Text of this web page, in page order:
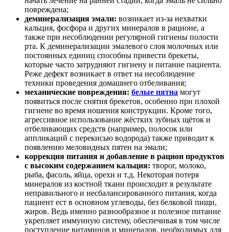
повреждена;
деминерализация эмали: возникает из-за нехватки
кальция, фосфора и других минералов в рационе, а
также при несоблюдении регулярной гигиены полости
рта. К деминерализации эмалевого слоя молочных или
постоянных единиц способны привести брекеты,
которые часто затрудняют гигиену и питание пациента.
Реже дефект возникает в ответ на несоблюдение
техники проведения домашнего отбеливания;
механические повреждения: белые пятна могут
появиться после снятия брекетов, особенно при плохой
гигиене во время ношения конструкции. Кроме того,
агрессивное использование жёстких зубных щёток и
отбеливающих средств (например, полосок или
аппликаций с перекисью водорода) также приводит к
появлению меловидных пятен на эмали;
коррекция питания и добавление в рацион продуктов
с высоким содержанием кальция: творог, молоко,
рыба, фасоль, яйца, орехи и т.д. Некоторая потеря
минералов из костной ткани происходит в результате
неправильного и несбалансированного питания, когда
пациент ест в основном углеводы, без белковой пищи,
жиров. Ведь именно разнообразное и полезное питание
укрепляет иммунную систему, обеспечивая в том числе
поступление витаминов и минералов, необходимых для